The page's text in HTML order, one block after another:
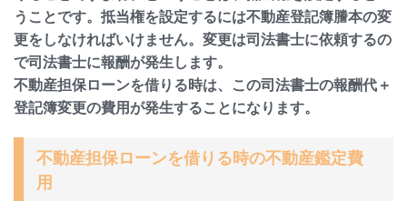
うことです。抵当権を設定するには不動産登記簿謄本の変
更をしなければいけません。変更は司法書士に依頼するの
で司法書士に報酬が発生します。
不動産担保ローンを借りる時は、この司法書士の報酬代＋
登記簿変更の費用が発生することになります。
不動産担保ローンを借りる時の不動産鑑定費
用